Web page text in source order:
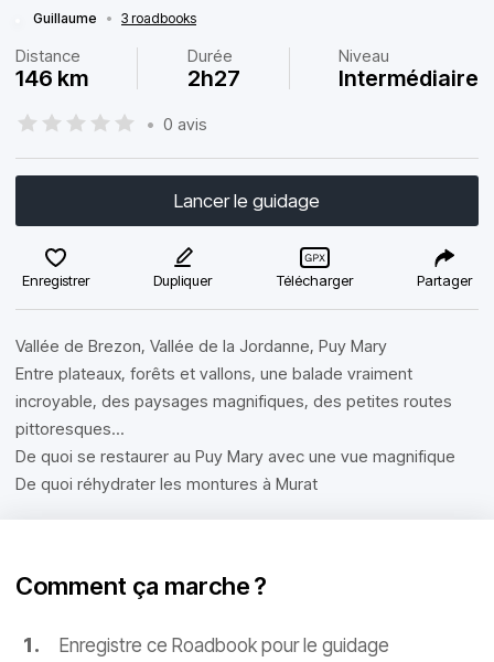
Guillaume • 3 roadbooks
Distance
146 km
Durée
2h27
Niveau
Intermédiaire
• 0 avis
Lancer le guidage
Enregistrer Dupliquer Télécharger Partager
Vallée de Brezon, Vallée de la Jordanne, Puy Mary
Entre plateaux, forêts et vallons, une balade vraiment
incroyable, des paysages magnifiques, des petites routes
pittoresques...
De quoi se restaurer au Puy Mary avec une vue magnifique
De quoi réhydrater les montures à Murat
Comment ça marche ?
Enregistre ce Roadbook pour le guidage